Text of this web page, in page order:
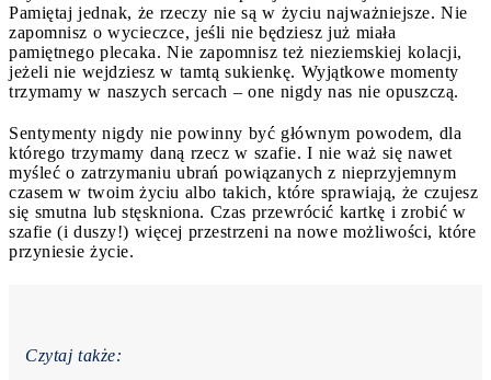
Pamiętaj jednak, że rzeczy nie są w życiu najważniejsze. Nie
zapomnisz o wycieczce, jeśli nie będziesz już miała
pamiętnego plecaka. Nie zapomnisz też nieziemskiej kolacji,
jeżeli nie wejdziesz w tamtą sukienkę. Wyjątkowe momenty
trzymamy w naszych sercach – one nigdy nas nie opuszczą.
Sentymenty nigdy nie powinny być głównym powodem, dla
którego trzymamy daną rzecz w szafie. I nie waż się nawet
myśleć o zatrzymaniu ubrań powiązanych z nieprzyjemnym
czasem w twoim życiu albo takich, które sprawiają, że czujesz
się smutna lub stęskniona. Czas przewrócić kartkę i zrobić w
szafie (i duszy!) więcej przestrzeni na nowe możliwości, które
przyniesie życie.
Czytaj także: